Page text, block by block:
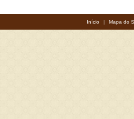
Início | Mapa do